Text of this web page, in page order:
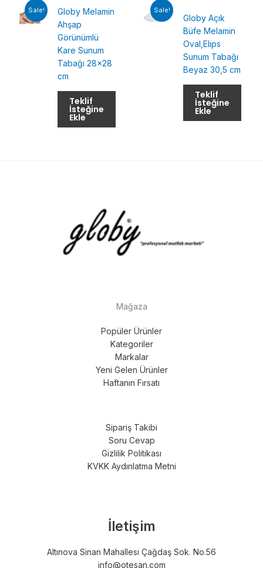
Sale!
Globy Melamin
Ahşap
Görünümlü
Kare Sunum
Tabağı 28×28
cm
Teklif
İsteğine
Ekle
Sale!
Globy Açık
Büfe Melamin
Oval,Elips
Sunum Tabağı
Beyaz 30,5 cm
Teklif
İsteğine
Ekle
Mağaza
Popüler Ürünler
Kategoriler
Markalar
Yeni Gelen Ürünler
Haftanın Fırsatı
Sipariş Takibi
Soru Cevap
Gizlilik Politikası
KVKK Aydınlatma Metni
İletişim
Altınova Sinan Mahallesi Çağdaş Sok. No.56
info@otesan.com